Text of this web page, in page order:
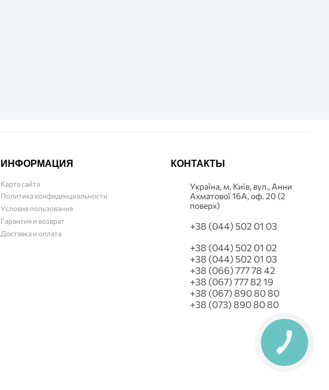
ИНФОРМАЦИЯ
Карта сайта
Политика конфиденциальности
Условия пользования
Гарантия и возврат
Доставка и оплата
КОНТАКТЫ
Українa, м. Київ, вул., Анни
Ахматової 16А, оф. 20 (2
поверх)
+38 (044) 502 01 03
+38 (044) 502 01 02
+38 (044) 502 01 03
+38 (066) 777 78 42
+38 (067) 777 82 19
+38 (067) 890 80 80
+38 (073) 890 80 80